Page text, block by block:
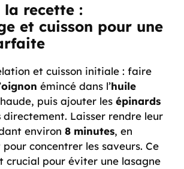
la recette :
et cuisson pour une
et cuisson initiale : faire
oignon émincé dans l’huile
puis ajouter les épinards
directement. Laisser rendre leur
environ 8 minutes, en
concentrer les saveurs. Ce
crucial pour éviter une lasagne